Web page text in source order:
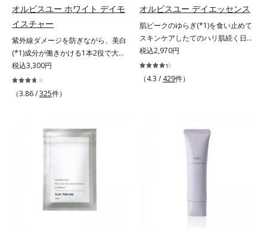
うカラーで、唇を美しく魅せながら
ケアします。マスクに色移りしにく
いので、気兼ねなく使えます。口紅
の下地としてもおすすめです。
キンケア効果も加えました。バリア
とアルニカ花エキス(*3)が、紫外線
ダメージ(*4)にもゆらぎにくいすこ
やかな肌に整え、ローズヒップエキ
ス(*5)と浸透型コラーゲン(*6)が透
明感を引き出し、肌のハリ感をサポ
線も跳ね除け、肌をダメージからし
っかりガードします。【ご使用方
法】手に適量をとり、日焼けを防ぎ
たい部分に、塗布後すぐに少量ずつ
粧下地のご使用をおすすめします。
オルビスユー ホワイト デイモ
イスチャー
紫外線ダメージを防ぎながら、美白
(*1)成分が働きかける1本2役で大人
の肌を守りぬく。若々しく透明感の
ある美肌を構成する要素と、年齢肌
(*2)のメラニン生成にアプローチし
ー」の理論を応用し、全方位的に肌
の底上げを図ります。さらに、シミ
な年齢肌の“メラニンメタボ(*3)”に
アプローチして、澄みわたる美肌を
目指します。*1 メラニンの生成を
税込3,300円
（3.86 /325件）
オルビスユー デイエッセンス
肌ピークのゆらぎ(*1)を食い止めて
スキンケアしたてのハリ肌続く日中
用美容液。起床直後にピークを迎
え、夕方から夜にかけて徐々にダウ
ンするハリのバイオリズムに着目し
して、うるおいをキープ。さらに紫
外線・近赤外線・大気汚染(*3)をカ
ットする成分を配合しており、外的
チでゆらぎ(*1)を食い止め、夕方に
かけてダウンしていくハリの低下を
税込2,970円
（4.3 / 429件）